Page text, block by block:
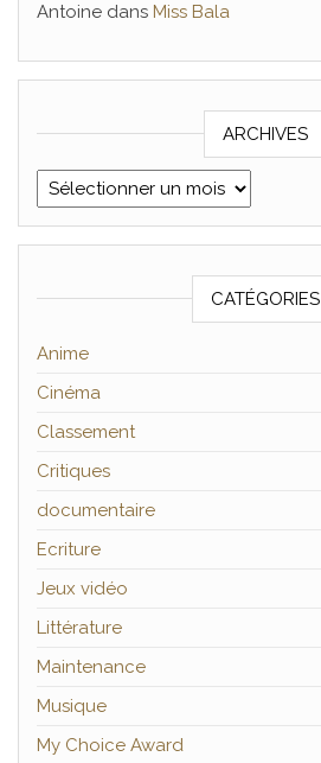
Antoine dans Miss Bala
ARCHIVES
Archives
CATÉGORIES
Anime
Cinéma
Classement
Critiques
documentaire
Ecriture
Jeux vidéo
Littérature
Maintenance
Musique
My Choice Award